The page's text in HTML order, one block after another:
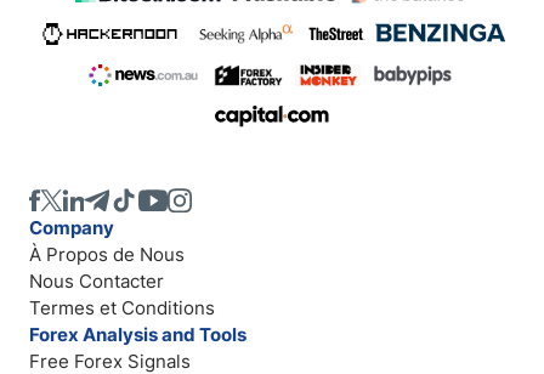
Company
À Propos de Nous
Nous Contacter
Termes et Conditions
Forex Analysis and Tools
Free Forex Signals